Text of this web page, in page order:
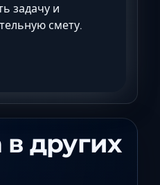
задачу и
смету.
в других